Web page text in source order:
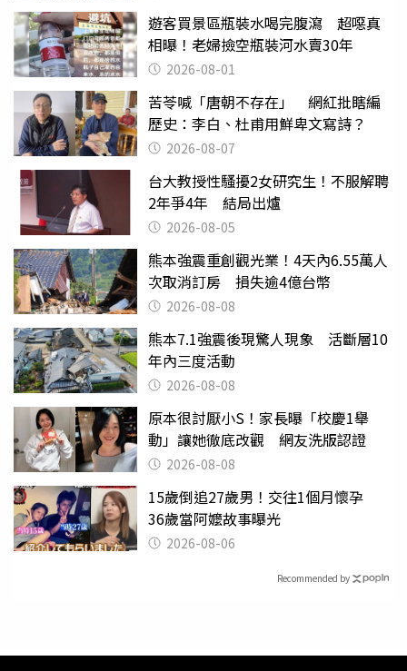
遊客買景區瓶裝水喝完腹瀉 超噁真
相曝！老婦撿空瓶裝河水賣30年
2026-08-01
苦苓喊「唐朝不存在」 網紅批瞎編
歷史：李白、杜甫用鮮卑文寫詩？
2026-08-07
台大教授性騷擾2女研究生！不服解聘
2年爭4年 結局出爐
2026-08-05
熊本強震重創觀光業！4天內6.55萬人
次取消訂房 損失逾4億台幣
2026-08-08
熊本7.1強震後現驚人現象 活斷層10
年內三度活動
2026-08-08
原本很討厭小S！家長曝「校慶1舉
動」讓她徹底改觀 網友洗版認證
2026-08-08
15歲倒追27歲男！交往1個月懷孕
36歲當阿嬤故事曝光
2026-08-06
Recommended by